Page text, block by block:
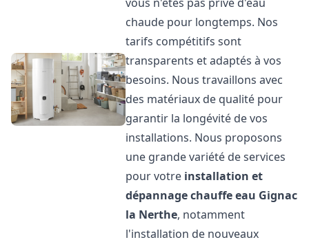
chaude pour longtemps. Nos
tarifs compétitifs sont
transparents et adaptés à vos
besoins. Nous travaillons avec
des matériaux de qualité pour
garantir la longévité de vos
installations. Nous proposons
une grande variété de services
pour votre installation et
dépannage chauffe eau Gignac
la Nerthe, notamment
l'installation de nouveaux